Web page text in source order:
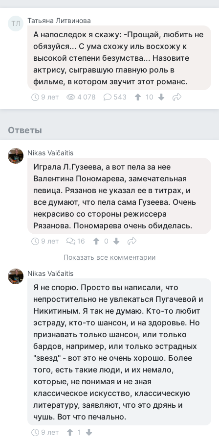
ТЛ Татьяна Литвинова
А напоследок я скажу: -Прощай, любить не
обязуйся... С ума схожу иль восхожу к
высокой степени безумства... Назовите
актрису, сыгравшую главную роль в
фильме, в котором звучит этот романс.
9 лет 4 078 543 10
Ответы
Nikas Vaičaitis
Играла Л.Гузеева, а вот пела за нее
Валентина Пономарева, замечательная
певица. Рязанов не указал ее в титрах, и
все думают, что пела сама Гузеева. Очень
некрасиво со стороны режиссера
Рязанова. Пономарева очень обиделась.
9 лет 16
0
Показать все комментарии
Nikas Vaičaitis
Я не спорю. Просто вы написали, что
непростительно не увлекаться Пугачевой и
Никитиным. Я так не думаю. Кто-то любит
эстраду, кто-то шансон, и на здоровье. Но
признавать только шансон, или только
бардов, например, или только эстрадных
"звезд" - вот это не очень хорошо. Более
того, есть такие люди, и их немало,
которые, не понимая и не зная
классическое искусство, классическую
литературу, заявляют, что это дрянь и
чушь. Вот что печально.
9 лет 1